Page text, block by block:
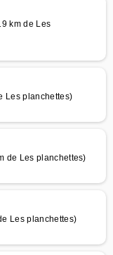
km de Les
Les planchettes)
de Les planchettes)
Les planchettes)